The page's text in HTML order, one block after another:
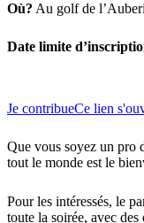
Où? Au golf de
Date limite
Je contribueCe lien
Que vous soyez un pro
tout le monde est le
Pour les intéressés, le
toute la soirée, avec